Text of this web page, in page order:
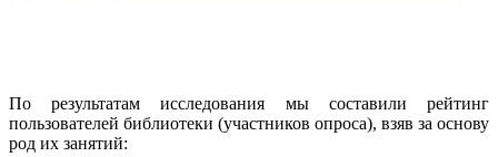
По результатам исследования мы составили рейтинг
пользователей библиотеки (участников опроса), взяв за основу
род их занятий: